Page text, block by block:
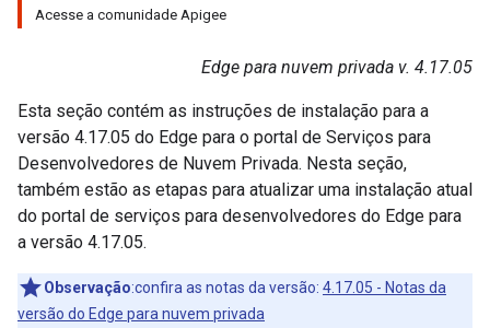
Acesse a comunidade Apigee
Edge para nuvem privada v. 4.17.05
Esta seção contém as instruções de instalação para a
versão 4.17.05 do Edge para o portal de Serviços para
Desenvolvedores de Nuvem Privada. Nesta seção,
também estão as etapas para atualizar uma instalação atual
do portal de serviços para desenvolvedores do Edge para
a versão 4.17.05.
Observação:confira as notas da versão: 4.17.05 - Notas da
versão do Edge para nuvem privada